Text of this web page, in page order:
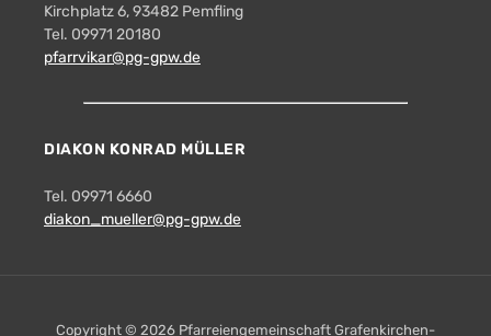
Kirchplatz 6, 93482 Pemfling
Tel. 09971 20180
pfarrvikar@pg-gpw.de
DIAKON KONRAD MÜLLER
Tel. 09971 6660
diakon_mueller@pg-gpw.de
Copyright © 2026 Pfarreiengemeinschaft Grafenkirchen-